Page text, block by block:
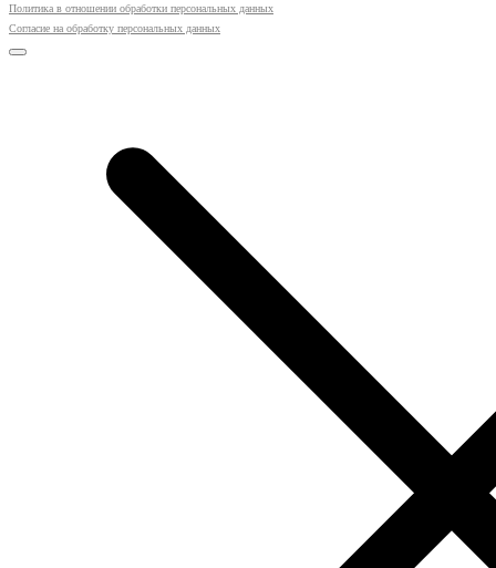
Политика в отношении обработки персональных данных
Согласие на обработку персональных данных